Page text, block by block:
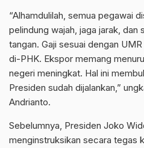
“Alhamdulilah, semua pegawai
pelindung wajah, jaga jarak, dan
tangan. Gaji sesuai dengan
di-PHK. Ekspor memang
negeri meningkat. Hal ini
Presiden sudah dijalankan,”
Andrianto.
Sebelumnya, Presiden Joko
menginstruksikan secara tegas